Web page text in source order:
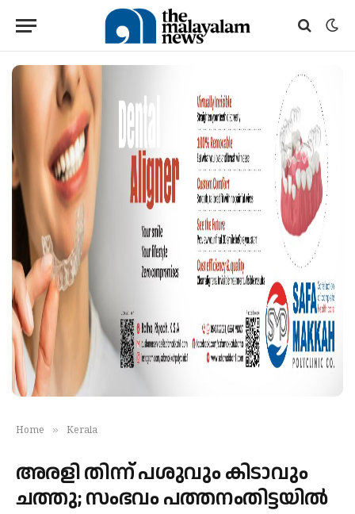
Home » Kerala
അരളി തിന്ന് പശുവും കിടാവും
ചത്തു; സംഭവം പത്തനംതിട്ടയില്‍